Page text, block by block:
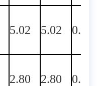
5.02 5.02 0.00
2.80 2.80 0.00